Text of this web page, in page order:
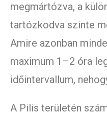
megmártózva, a
tartózkodva szinte
Amire azonban
maximum 1–2 óra
időintervallum,
A Pilis területén